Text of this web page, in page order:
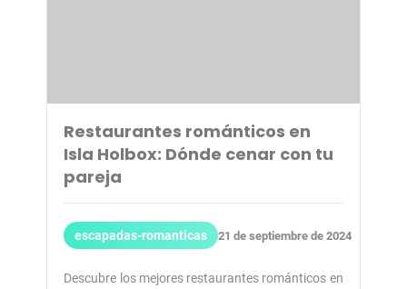
Restaurantes románticos en
Isla Holbox: Dónde cenar con tu
pareja
escapadas-romanticas 21 de septiembre de 2024
Descubre los mejores restaurantes románticos en